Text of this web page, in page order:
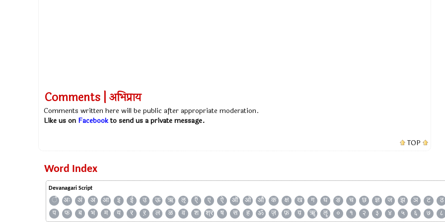
Comments | अभिप्राय
Comments written here will be public after appropriate moderation.
Like us on Facebookto send us a private message.
TOP
Word Index
Devanagari Script
ँ अः अं अ आ इ ई उ ऊ ऋ ऌ ऍ ए ऐ ऑ ओ औ क क्ष ख ग घ ङ च छ ज्ञ ज झ ञ ट ठ
प
फ ब भ म य र ऱ ल ळ व श श्र ष स ह ॐ ज़ फ़ य़ ॠ ॡ ० १ २ ३ ४ ५ ६ ७ ८